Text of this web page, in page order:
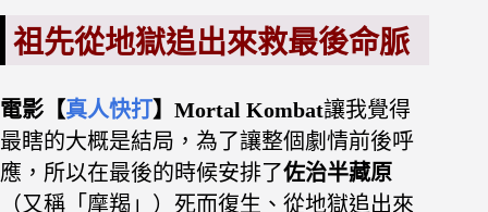
祖先從地獄追出來救最後命脈
電影【真人快打】Mortal Kombat讓我覺得
最瞎的大概是結局，為了讓整個劇情前後呼
應，所以在最後的時候安排了佐治半藏原
（又稱「摩羯」）死而復生、從地獄追出來